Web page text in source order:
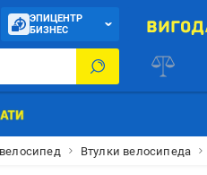
ЭПИЦЕНТР
БИЗНЕС
Втулки велосипеда